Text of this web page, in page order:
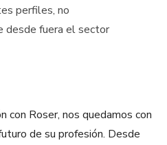
perfiles, no
desde fuera el sector
con Roser, nos quedamos con
de su profesión. Desde